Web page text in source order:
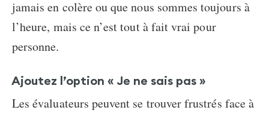
jamais en colère ou que nous sommes toujours à
l’heure, mais ce n’est tout à fait vrai pour
personne.
Ajoutez l’option « Je ne sais pas »
Les évaluateurs peuvent se trouver frustrés face à